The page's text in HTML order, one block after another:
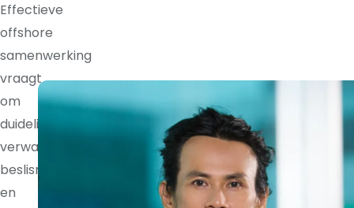
Effectieve
offshore
samenwerking
vraagt
om
duidelijke
verwachtingen,
beslisrechten
en